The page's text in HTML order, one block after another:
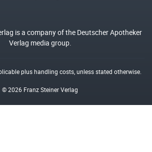
is a company of the Deutscher Apotheker
Verlag media group.
plushandling costs, unless stated otherwise.
© 2026 Franz Steiner Verlag